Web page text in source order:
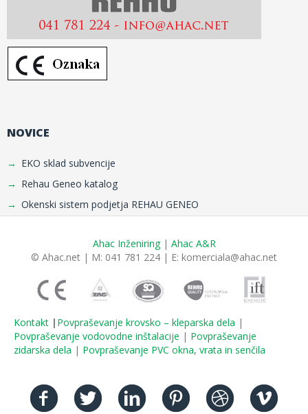
NOVICE
EKO sklad subvencije
Rehau Geneo katalog
Okenski sistem podjetja REHAU GENEO
Ahac Inženiring | Ahac A&R
© Ahac.net | M: 041 781 224 | E: komerciala@ahac.net
Kontakt | Povpraševanje krovsko – kleparska dela |
Povpraševanje vodovodne inštalacije | Povpraševanje
zidarska dela | Povpraševanje PVC okna, vrata in senčila
Facebook Twitter Linkedin Pinterest Dribbble Vimeo